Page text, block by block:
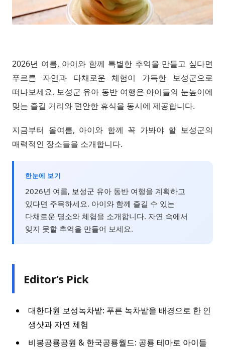
2026년 여름, 아이와 함께 특별한 추억을 만들고 싶다면
푸르른 자연과 다채로운 체험이 가득한 보성군으로
떠나보세요. 보성군 유아 동반 여행은 아이들의 눈높이에
맞는 즐길 거리와 편안한 휴식을 동시에 제공합니다.
지금부터 올여름, 아이와 함께 꼭 가봐야 할 보성군의
매력적인 장소들을 소개합니다.
한눈에 보기
2026년 여름, 보성군 유아 동반 여행을 계획하고
있다면 주목하세요. 아이와 함께 즐길 수 있는
다채로운 명소와 체험을 소개합니다. 자연 속에서
잊지 못할 추억을 만들어 보세요.
Editor’s Pick
대한다원 보성녹차밭: 푸른 녹차밭을 배경으로 한 인
생샷과 자연 체험
비봉공룡공원 & 한국공룡월드: 공룡 테마로 아이들